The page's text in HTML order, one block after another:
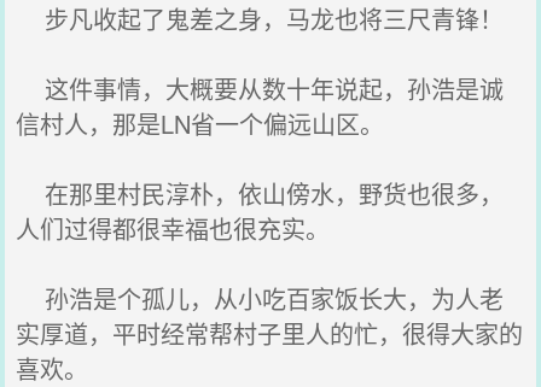
步凡收起了鬼差之身，马龙也将三尺青锋！
这件事情，大概要从数十年说起，孙浩是诚
信村人，那是LN省一个偏远山区。
在那里村民淳朴，依山傍水，野货也很多，
人们过得都很幸福也很充实。
孙浩是个孤儿，从小吃百家饭长大，为人老
实厚道，平时经常帮村子里人的忙，很得大家的
喜欢。